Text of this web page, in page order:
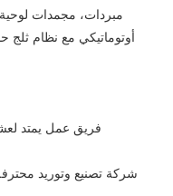
مبردات، مجمدات
أوتوماتيكي مع نظام ثلج
فريق عمل يمتد